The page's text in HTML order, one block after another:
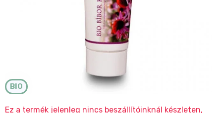
BIO
Ez a termék jelenleg nincs beszállítóinknál készleten,